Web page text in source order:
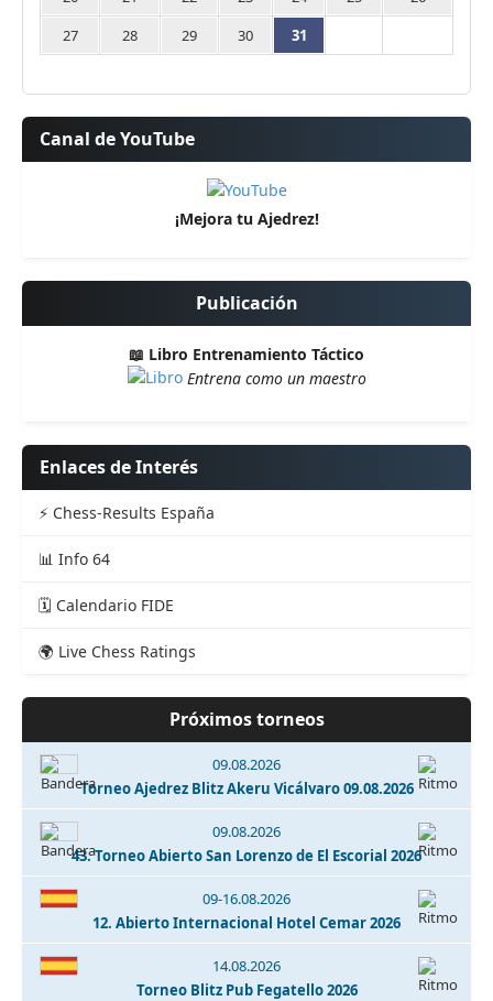
27
28 29 30 31
Canal de YouTube
¡Mejora tu Ajedrez!
Publicación
📖 Libro Entrenamiento Táctico
Entrena como un maestro
Enlaces de Interés
⚡ Chess-Results España
📊 Info 64
🗓️ Calendario FIDE
🌍 Live Chess Ratings
Próximos torneos
09.08.2026
Torneo Ajedrez Blitz Akeru Vicálvaro 09.08.2026
09.08.2026
43. Torneo Abierto San Lorenzo de El Escorial 2026
09-16.08.2026
12. Abierto Internacional Hotel Cemar 2026
14.08.2026
Torneo Blitz Pub Fegatello 2026